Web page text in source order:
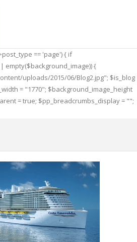
== 'page') { if
empty($background_image)) {
uploads/2015/06/Blog2.jpg"; $is_blog
= "1770"; $background_image_height
= true; $pp_breadcrumbs_display = "";